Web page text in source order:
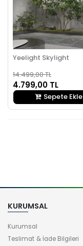
Yeelight Skylight
14.499,00 TL
4.799,00 TL
Sepete Ekle
KURUMSAL
Kurumsal
Teslimat & İade Bilgileri